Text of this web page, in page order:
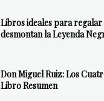
Libros ideales para
desmontan la Leyenda
Don Miguel Ruiz: Los
Libro Resumen